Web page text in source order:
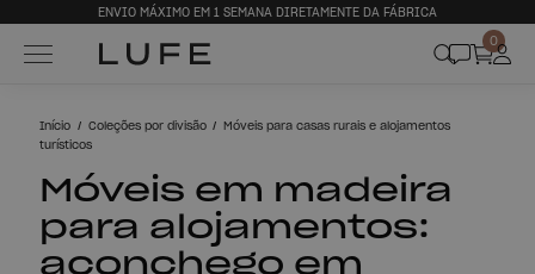
ENVIO MÁXIMO EM 1 SEMANA DIRETAMENTE DA FÁBRICA
0
Início Coleções por divisão
Móveis para casas rurais e alojamentos
turísticos
Móveis em madeira
para alojamentos:
aconchego em